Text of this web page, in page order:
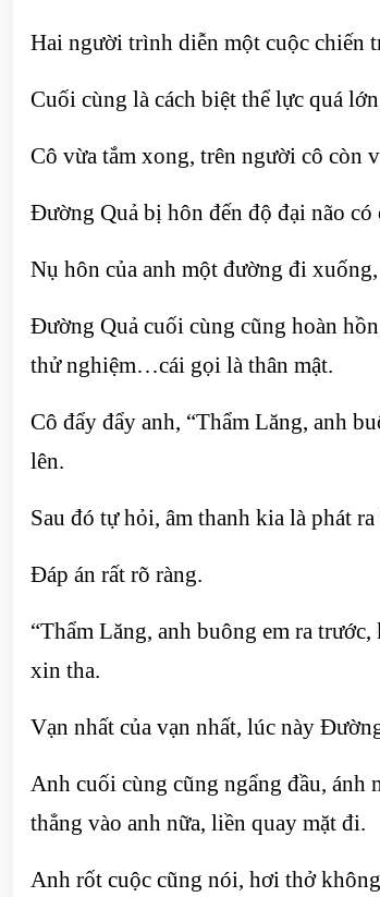
Hai người trình diễn một cuộc chiến
Cuối cùng là cách biệt thể lực quá
Cô vừa tắm xong, trên người cô còn
Đường Quả bị hôn đến độ đại não
Nụ hôn của anh một đường đi
Đường Quả cuối cùng cũng hoàn
thử nghiệm…cái gọi là thân mật.
Cô đẩy đẩy anh, “Thẩm Lăng, anh
lên.
Sau đó tự hỏi, âm thanh kia là phát ra
Đáp án rất rõ ràng.
“Thẩm Lăng, anh buông em ra
xin tha.
Vạn nhất của vạn nhất, lúc này
Anh cuối cùng cũng ngẩng đầu, ánh
thẳng vào anh nữa, liền quay mặt đi.
Anh rốt cuộc cũng nói, hơi thở